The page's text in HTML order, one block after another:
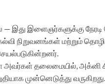
— இது இளைஞர்களுக்கு
நிறுவனங்கள் மற்றும்
அவர்கள் தலைமையில்,
முன்னெடுத்து வருகிறது.